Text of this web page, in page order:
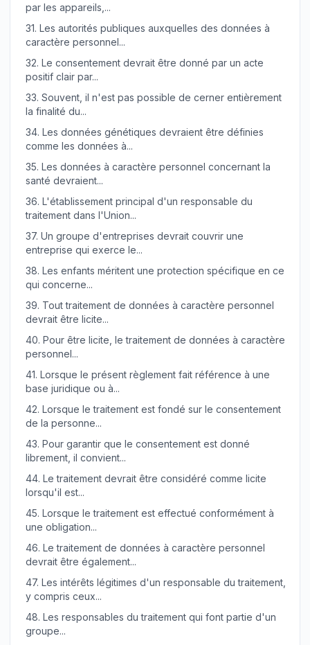
par les appareils,...
31. Les autorités publiques auxquelles des données à
caractère personnel...
32. Le consentement devrait être donné par un acte
positif clair par...
33. Souvent, il n'est pas possible de cerner entièrement
la finalité du...
34. Les données génétiques devraient être définies
comme les données à...
35. Les données à caractère personnel concernant la
santé devraient...
36. L'établissement principal d'un responsable du
traitement dans l'Union...
37. Un groupe d'entreprises devrait couvrir une
entreprise qui exerce le...
38. Les enfants méritent une protection spécifique en ce
qui concerne...
39. Tout traitement de données à caractère personnel
devrait être licite...
40. Pour être licite, le traitement de données à caractère
personnel...
41. Lorsque le présent règlement fait référence à une
base juridique ou à...
42. Lorsque le traitement est fondé sur le consentement
de la personne...
43. Pour garantir que le consentement est donné
librement, il convient...
44. Le traitement devrait être considéré comme licite
lorsqu'il est...
45. Lorsque le traitement est effectué conformément à
une obligation...
46. Le traitement de données à caractère personnel
devrait être également...
47. Les intérêts légitimes d'un responsable du traitement,
y compris ceux...
48. Les responsables du traitement qui font partie d'un
groupe...